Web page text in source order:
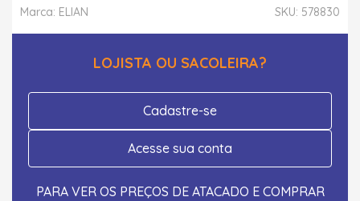
SKU: 578830
Marca: ELIAN
LOJISTA OU SACOLEIRA?
Cadastre-se
Acesse sua conta
PARA VER OS PREÇOS DE ATACADO E COMPRAR